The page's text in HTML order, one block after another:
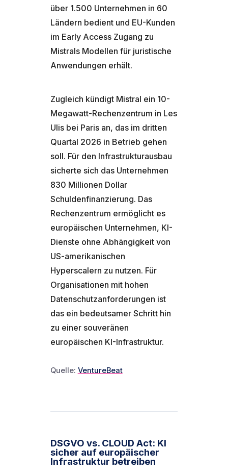
über 1.500 Unternehmen in 60
Ländern bedient und EU-Kunden
im Early Access Zugang zu
Mistrals Modellen für juristische
Anwendungen erhält.
Zugleich kündigt Mistral ein 10-
Megawatt-Rechenzentrum in Les
Ulis bei Paris an, das im dritten
Quartal 2026 in Betrieb gehen
soll. Für den Infrastrukturausbau
sicherte sich das Unternehmen
830 Millionen Dollar
Schuldenfinanzierung. Das
Rechenzentrum ermöglicht es
europäischen Unternehmen, KI-
Dienste ohne Abhängigkeit von
US-amerikanischen
Hyperscalern zu nutzen. Für
Organisationen mit hohen
Datenschutzanforderungen ist
das ein bedeutsamer Schritt hin
zu einer souveränen
europäischen KI-Infrastruktur.
Quelle: VentureBeat
DSGVO vs. CLOUD Act: KI
sicher auf europäischer
Infrastruktur betreiben